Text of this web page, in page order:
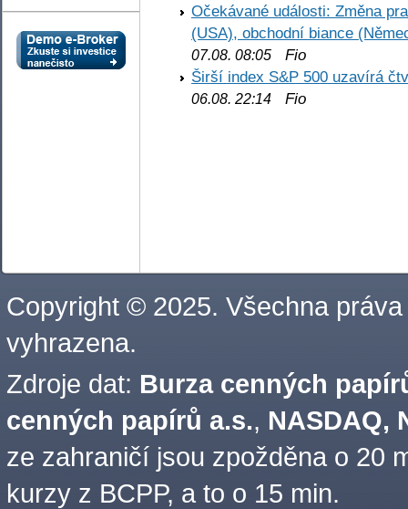
Očekávané události: Změna
(USA), obchodní biance
07.08. 08:05 Fio
Širší index S&P 500 uzavírá
06.08. 22:14 Fio
Copyright © 2025. Všechna práva
vyhrazena.
Zdroje dat: Burza cenných
cenných papírů a.s., NASDAQ,
ze zahraničí jsou zpožděna o 20
kurzy z BCPP, a to o 15 min.